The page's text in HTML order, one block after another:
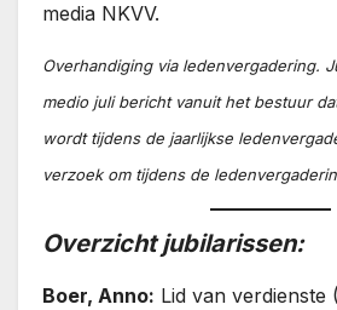
media NKVV.
Overhandiging via ledenvergadering.
medio juli bericht vanuit het bestuur
wordt tijdens de jaarlijkse
verzoek om tijdens de
Overzicht jubilarissen:
Boer, Anno: Lid van verdienste